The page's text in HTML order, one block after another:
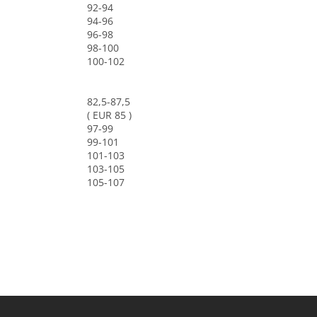
92-94
94-96
96-98
98-100
100-102
82,5-87,5
( EUR 85 )
97-99
99-101
101-103
103-105
105-107
Z